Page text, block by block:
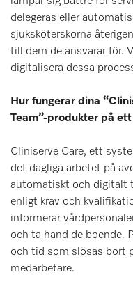
delegeras eller
sjuksköterskorna
till dem de ansvarar för.
digitalisera dessa
Hur fungerar dina
Team”-produkter på
Cliniserve Care, ett
det dagliga arbetet på
automatiskt och digitalt
enligt krav och
informerar
och ta hand de boende.
och tid som slösas bort
medarbetare.